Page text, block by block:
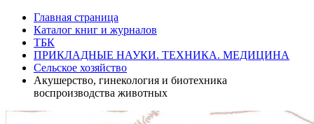
Главная страница
Каталог книг и журналов
ТБК
ПРИКЛАДНЫЕ НАУКИ. ТЕХНИКА. МЕДИЦИНА
Сельское хозяйство
Акушерство, гинекология и биотехника
воспроизводства животных